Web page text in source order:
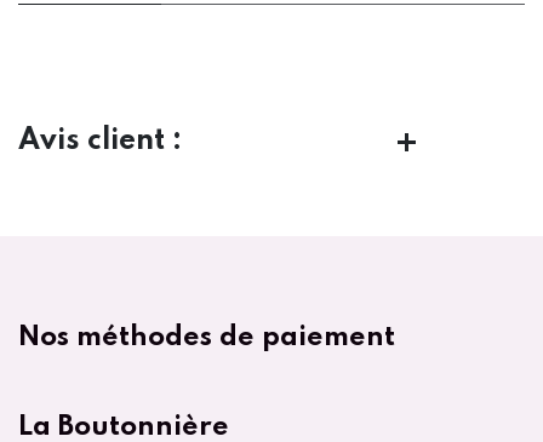
Avis client :
Nos méthodes de paiement
La Boutonnière